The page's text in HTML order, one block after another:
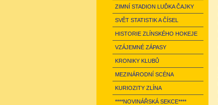
ZIMNÍ STADION LUĎKA ČAJKY
SVĚT STATISTIK A ČÍSEL
HISTORIE ZLÍNSKÉHO HOKEJE
VZÁJEMNÉ ZÁPASY
KRONIKY KLUBŮ
MEZINÁRODNÍ SCÉNA
KURIOZITY ZLÍNA
****NOVINÁŘSKÁ SEKCE****